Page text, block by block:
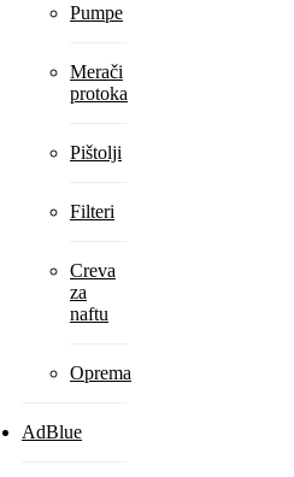
Pumpe
Merači
protoka
Pištolji
Filteri
Creva
za
naftu
Oprema
AdBlue